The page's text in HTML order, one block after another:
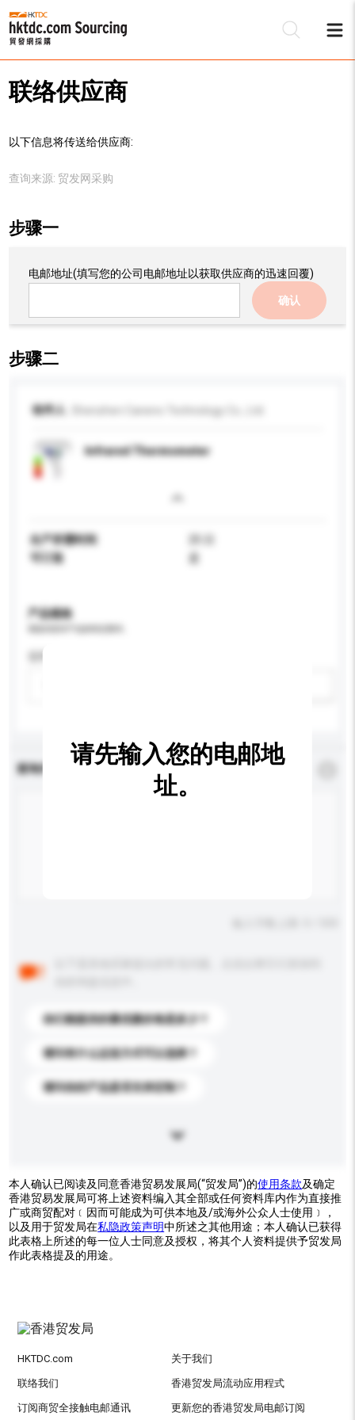
联络供应商
以下信息将传送给供应商:
查询来源: 贸发网采购
步骤一
电邮地址(填写您的公司电邮地址以获取供应商的迅速回覆)
确认
步骤二
收件人
Infrared Thermometer
生产所需时间
可订造
是
产品规格
查询内容 * 必须填写
你们能提供的最优惠价格是多少？
请问有什么运送方式可以选择？
请问你的产品是否支持定制？
请先输入您的电邮地
址。
本人确认已阅读及同意香港贸易发展局(“贸发局”)的使用条款及确定
香港贸易发展局可将上述资料编入其全部或任何资料库内作为直接推
广或商贸配对﹝因而可能成为可供本地及/或海外公众人士使用﹞，
以及用于贸发局在私隐政策声明中所述之其他用途；本人确认已获得
此表格上所述的每一位人士同意及授权，将其个人资料提供予贸发局
作此表格提及的用途。
HKTDC.com 关于我们
联络我们 香港贸发局流动应用程式
订阅商贸全接触电邮通讯 更新您的香港贸发局电邮订阅